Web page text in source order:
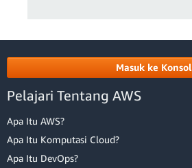
Masuk ke Konsol
Pelajari Tentang AWS
Apa Itu AWS?
Apa Itu Komputasi Cloud?
Apa Itu DevOps?